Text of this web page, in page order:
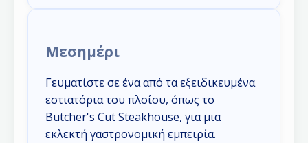
Μεσημέρι
Γευματίστε σε ένα από τα εξειδικευμένα
εστιατόρια του πλοίου, όπως το
Butcher's Cut Steakhouse, για μια
εκλεκτή γαστρονομική εμπειρία.